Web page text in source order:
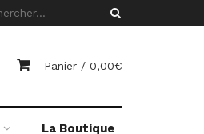
Panier / 0,00€
La Boutique